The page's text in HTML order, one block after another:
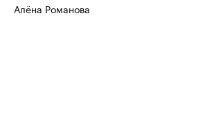
Алёна Романова